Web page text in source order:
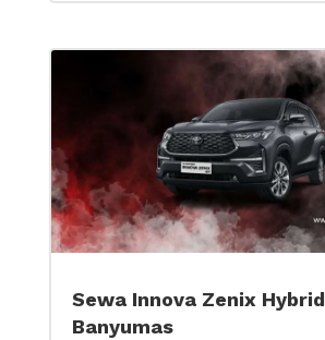
Sewa Innova Zenix Hybrid
Banyumas